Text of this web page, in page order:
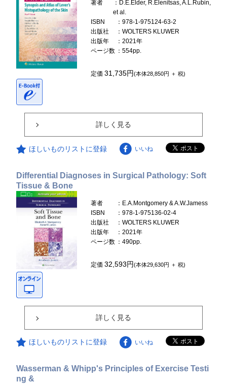
著者
：D.E.Elder, R.Elenitsas, A.L.Rubin,
et al.
ISBN
：978-1-975124-63-2
出版社
：WOLTERS KLUWER
出版年
：2021年
ページ数 ：554pp.
定価31,735円(本体28,850円 ＋ 税)
詳しく見る
ほしいものリストに登録 いいね
Differential Diagnoses in Surgical Pathology: Soft
Tissue & Bone
著者
：E.A.Montgomery & A.W.Jamess
ISBN
：978-1-975136-02-4
出版社
：WOLTERS KLUWER
出版年
：2021年
ページ数 ：490pp.
定価32,593円(本体29,630円 ＋ 税)
詳しく見る
ほしいものリストに登録 いいね
Wasserman & Whipp's Principles of Exercise Testi
ng &